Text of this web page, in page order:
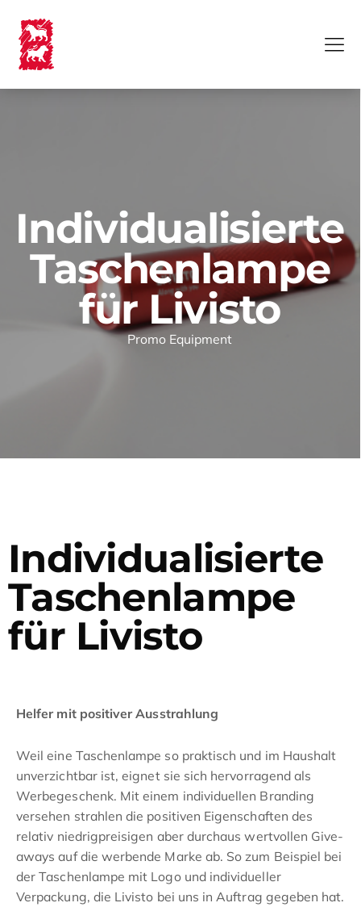
Individualisierte
Taschenlampe
für Livisto
Promo Equipment
Individualisierte
Taschenlampe
für Livisto
Helfer mit positiver Ausstrahlung
Weil eine Taschenlampe so praktisch und im Haushalt
unverzichtbar ist, eignet sie sich hervorragend als
Werbegeschenk. Mit einem individuellen Branding
versehen strahlen die positiven Eigenschaften des
relativ niedrigpreisigen aber durchaus wertvollen Give-
aways auf die werbende Marke ab. So zum Beispiel bei
der Taschenlampe mit Logo und individueller
Verpackung, die Livisto bei uns in Auftrag gegeben hat.